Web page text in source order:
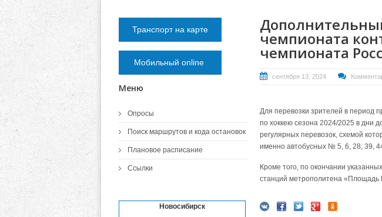
чемпионата
чемпионата
сентября 13, 2024
Для перевозки зрителей в период
по хоккею сезона 2024/2025 в дни
регулярных перевозок, схемой
именно автобусных № 5, 6, 28, 39,
Кроме того, по окончании
станций метрополитена «Площадь
Транспорт на карте
Мобильный online
Меню
Опросы
Поиск маршрутов и кода остановок
Плановое расписание
Ссылки
Новосибирск